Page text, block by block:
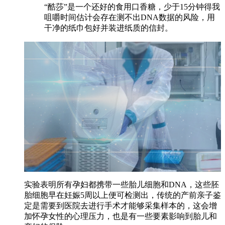
“酷莎”是一个还好的食用口香糖，少于15分钟得我
咀嚼时间估计会存在测不出DNA数据的风险，用
干净的纸巾包好并装进纸质的信封。
实验表明所有孕妇都携带一些胎儿细胞和DNA，这些胚
胎细胞早在妊娠5周以上便可检测出，传统的产前亲子鉴
定是需要到医院去进行手术才能够采集样本的，这会增
加怀孕女性的心理压力，也是有一些要素影响到胎儿和